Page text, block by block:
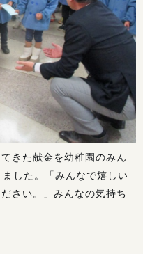
きた献金を幼稚園のみん
した。「みんなで嬉しい
さい。」みんなの気持ち